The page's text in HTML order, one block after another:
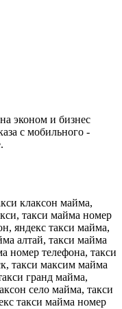
эконом и бизнес
с мобильного -
клаксон майма,
такси майма номер
яндекс такси майма,
алтай, такси майма
номер телефона, такси
такси максим майма
гранд майма,
село майма, такси
такси майма номер